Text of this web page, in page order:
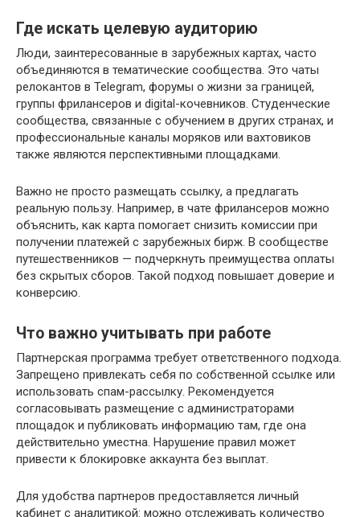
Где искать целевую аудиторию
Люди, заинтересованные в зарубежных картах, часто
объединяются в тематические сообщества. Это чаты
релокантов в Telegram, форумы о жизни за границей,
группы фрилансеров и digital-кочевников. Студенческие
сообщества, связанные с обучением в других странах, и
профессиональные каналы моряков или вахтовиков
также являются перспективными площадками.
Важно не просто размещать ссылку, а предлагать
реальную пользу. Например, в чате фрилансеров можно
объяснить, как карта помогает снизить комиссии при
получении платежей с зарубежных бирж. В сообществе
путешественников — подчеркнуть преимущества оплаты
без скрытых сборов. Такой подход повышает доверие и
конверсию.
Что важно учитывать при работе
Партнерская программа требует ответственного подхода.
Запрещено привлекать себя по собственной ссылке или
использовать спам-рассылку. Рекомендуется
согласовывать размещение с администраторами
площадок и публиковать информацию там, где она
действительно уместна. Нарушение правил может
привести к блокировке аккаунта без выплат.
Для удобства партнеров предоставляется личный
кабинет с аналитикой: можно отслеживать количество